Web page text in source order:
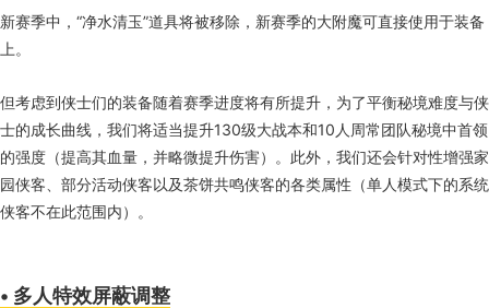
新赛季中，“净水清玉”道具将被移除，新赛季的大附魔可直接使用于装备
上。
但考虑到侠士们的装备随着赛季进度将有所提升，为了平衡秘境难度与侠
士的成长曲线，我们将适当提升130级大战本和10人周常团队秘境中首领
的强度（提高其血量，并略微提升伤害）。此外，我们还会针对性增强家
园侠客、部分活动侠客以及茶饼共鸣侠客的各类属性（单人模式下的系统
侠客不在此范围内）。
• 多人特效屏蔽调整